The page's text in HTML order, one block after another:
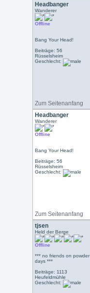
Headbanger
Wanderer
Offline
Bang Your Head!
Beiträge: 56
Rüsselsheim
Geschlecht:
Zum Seitenanfang
Headbanger
Wanderer
Offline
Bang Your Head!
Beiträge: 56
Rüsselsheim
Geschlecht:
Zum Seitenanfang
tjsen
Held der Berge
Offline
*** no friends on powder
days ***
Beiträge: 1113
Heufeldmühle
Geschlecht: